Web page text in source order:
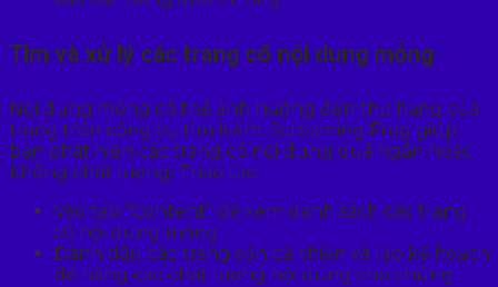
Tìm và xử lý các trang có nội dung mỏng
Nội dung mỏng có thể ảnh hưởng đến thứ hạng của
trang trên công cụ tìm kiếm. Screaming Frog giúp
bạn phát hiện các trang có nội dung quá ngắn hoặc
không chất lượng. Thao tác:
Vào tab “Content” để xem danh sách các trang
có nội dung mỏng.
Đánh dấu các trang cần cải thiện và lập kế hoạch
để nâng cao chất lượng nội dung cho chúng.